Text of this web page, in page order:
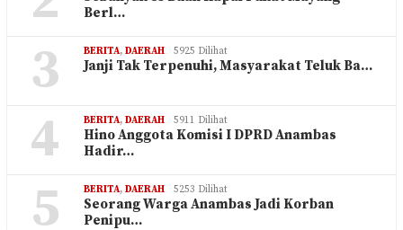
Berl…
3 BERITA, DAERAH 5925 Dilihat
Janji Tak Terpenuhi, Masyarakat Teluk Ba…
4 BERITA, DAERAH 5911 Dilihat
Hino Anggota Komisi I DPRD Anambas
Hadir…
5 BERITA, DAERAH 5253 Dilihat
Seorang Warga Anambas Jadi Korban
Penipu…